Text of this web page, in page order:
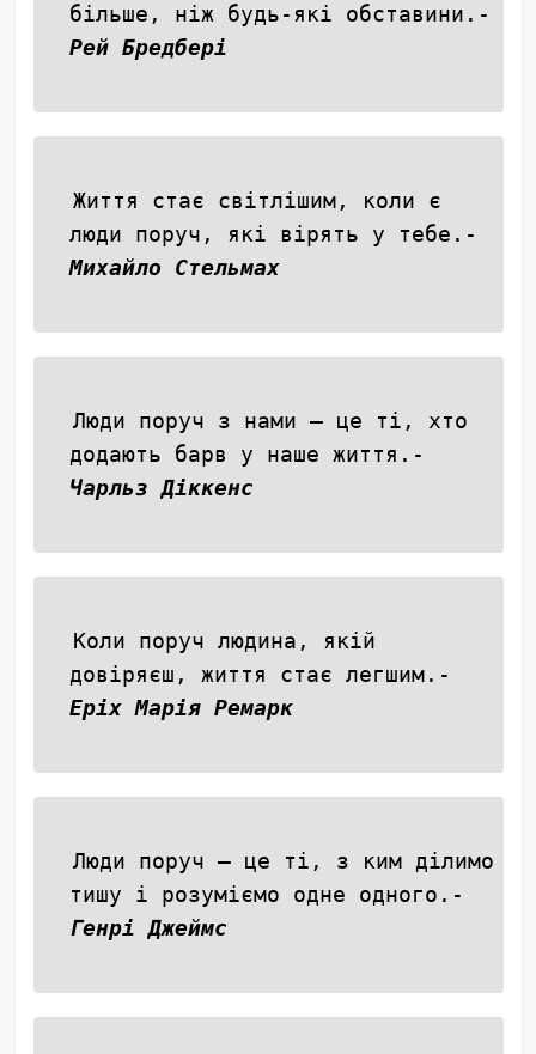
більше, ніж будь-які обставини.-
Рей Бредбері
Життя стає світлішим, коли є
люди поруч, які вірять у тебе.-
Михайло Стельмах
Люди поруч з нами — це ті, хто
додають барв у наше життя.-
Чарльз Діккенс
Коли поруч людина, якій
довіряєш, життя стає легшим.-
Еріх Марія Ремарк
Люди поруч — це ті, з ким ділимо
тишу і розуміємо одне одного.-
Генрі Джеймс